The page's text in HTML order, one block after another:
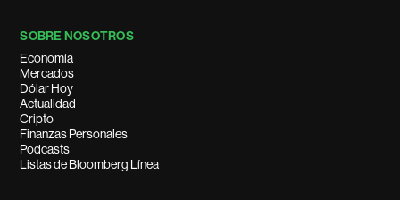
SOBRE NOSOTROS
Economía
Mercados
Dólar Hoy
Actualidad
Cripto
Finanzas Personales
Podcasts
Listas de Bloomberg Línea